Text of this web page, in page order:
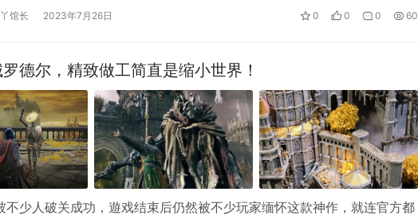
丫馆长 2023年7月26日 0 0 0 60
德尔，精致做工简直是缩小世界！
少人破关成功，遊戏结束后仍然被不少玩家缅怀这款神作，就连官方都